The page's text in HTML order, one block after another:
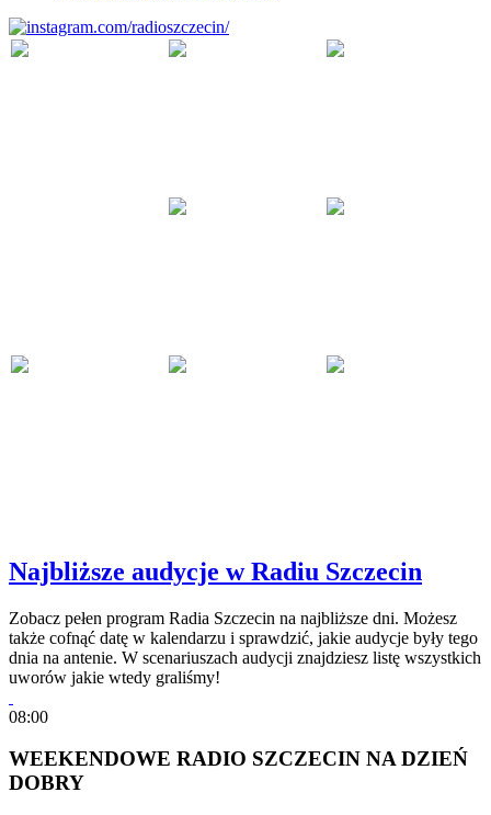
Najbliższe audycje w Radiu Szczecin
Zobacz pełen program Radia Szczecin na najbliższe dni. Możesz
także cofnąć datę w kalendarzu i sprawdzić, jakie audycje były tego
dnia na antenie. W scenariuszach audycji znajdziesz listę wszystkich
uworów jakie wtedy graliśmy!
08:00
WEEKENDOWE RADIO SZCZECIN NA DZIEŃ
DOBRY